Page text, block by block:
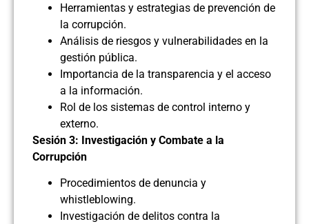
Herramientas y estrategias de prevención de
la corrupción.
Análisis de riesgos y vulnerabilidades en la
gestión pública.
Importancia de la transparencia y el acceso
a la información.
Rol de los sistemas de control interno y
externo.
Sesión 3: Investigación y Combate a la
Corrupción
Procedimientos de denuncia y
whistleblowing.
Investigación de delitos contra la